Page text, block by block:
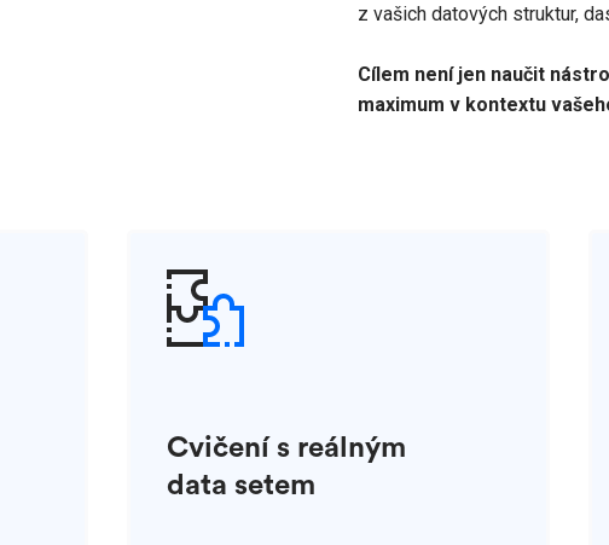
z vašich datových struktur,
Cílem není jen naučit
maximum v kontextu
Cvičení s reálným
data setem